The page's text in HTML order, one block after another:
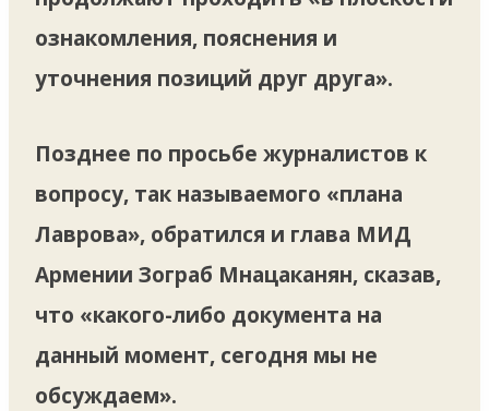
ознакомления, пояснения и
уточнения позиций друг друга».
Позднее по просьбе журналистов к
вопросу, так называемого «плана
Лаврова», обратился и глава МИД
Армении Зограб Мнацаканян, сказав,
что «какого-либо документа на
данный момент, сегодня мы не
обсуждаем».